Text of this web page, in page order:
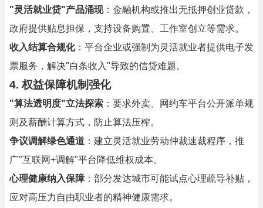
"灵活就业贷"产品涌现：金融机构或推出无抵押创业贷款，
政府提供贴息担保，支持设备购置、工作室创立等需求。
收入结算合规化：平台企业或强制为灵活就业者提供电子发
票服务，解决"白条收入"导致的信贷难题。
4. 权益保障机制强化
"算法透明度"立法探索 ：要求外卖、网约车平台公开派单规
则及薪酬计算方式，防止算法压榨。
争议调解绿色通道 ：建立灵活就业劳动仲裁速裁程序，推
广"互联网+调解"平台降低维权成本。
心理健康纳入保障 ：部分发达城市可能试点心理疏导补贴，
应对高压力自由职业者的精神健康需求。